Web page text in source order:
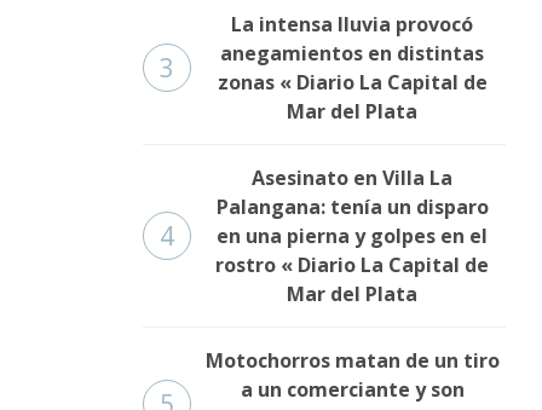
3
La intensa lluvia provocó
anegamientos en distintas
zonas « Diario La Capital de
Mar del Plata
4
Asesinato en Villa La
Palangana: tenía un disparo
en una pierna y golpes en el
rostro « Diario La Capital de
Mar del Plata
Motochorros matan de un tiro
a un comerciante y son